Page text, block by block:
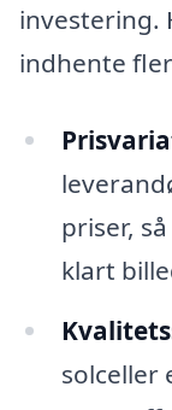
investering.
indhente
priser,
klart
solceller